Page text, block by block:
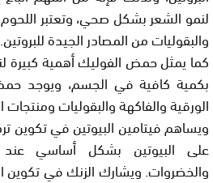
لنمو الشعر بشكل صحي، وتعتبر
والبقوليات من المصادر الجيدة للبروتين.
كما يمثل حمض الفوليك أهمية كبيرة
بكمية كافية في الجسم، ويوجد
الورقية والفاكهة والبقوليات ومنتجات
ويساهم فيتامين البيوتين في تكوين
على البيوتين بشكل أساسي عند
والخضروات. ويشارك الزنك في تكوين